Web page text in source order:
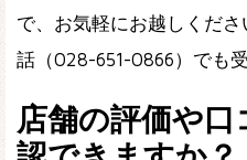
で、お気軽にお越しくだ
話（028-651-0866）でも
店舗の評価や